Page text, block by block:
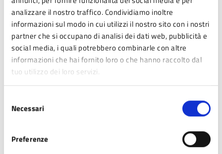
analizzare il nostro traffico. Condividiamo inoltre
informazioni sul modo in cui utilizzi il nostro sito con i nostri
partner che si occupano di analisi dei dati web, pubblicità e
social media, i quali potrebbero combinarle con altre
informazioni che hai fornito loro o che hanno raccolto dal
tuo utilizzo dei loro servizi.
delNecessari
Preferenze
Martedì 08.30-13.00
Mercoledì CHIUSO
Giovedì 08.30-13.00
Venerdì CHIUSO
Sabato 08.30-13.00
E’ comunque consigliato dare preferenza al contatto
telefonico: 0536343569 oppure e-mail: